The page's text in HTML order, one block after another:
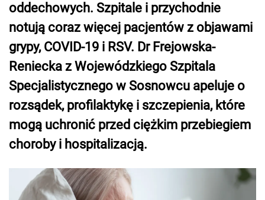
oddechowych. Szpitale i przychodnie
notują coraz więcej pacjentów z objawami
grypy, COVID-19 i RSV. Dr Frejowska-
Reniecka z Wojewódzkiego Szpitala
Specjalistycznego w Sosnowcu apeluje o
rozsądek, profilaktykę i szczepienia, które
mogą uchronić przed ciężkim przebiegiem
choroby i hospitalizacją.